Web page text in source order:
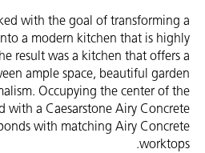
with the goal of transforming a
a modern kitchen that is highly
result was a kitchen that offers a
ample space, beautiful garden
Occupying the center of the
with a Caesarstone Airy Concrete
with matching Airy Concrete
worktops.